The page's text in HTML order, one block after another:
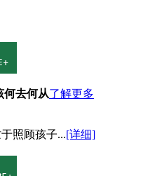
何去何从了解更多
照顾孩子...[详细]